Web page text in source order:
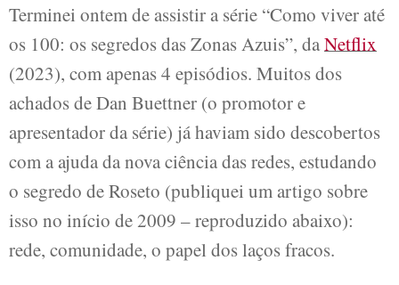
Terminei ontem de assistir a série “Como viver até
os 100: os segredos das Zonas Azuis”, daNetflix
(2023), com apenas 4 episódios. Muitos dos
achados de Dan Buettner (o promotor e
apresentador da série) já haviam sido descobertos
com a ajuda da nova ciência das redes, estudando
o segredo de Roseto (publiquei um artigo sobre
isso no início de 2009 – reproduzido abaixo):
rede, comunidade, o papel dos laços fracos.